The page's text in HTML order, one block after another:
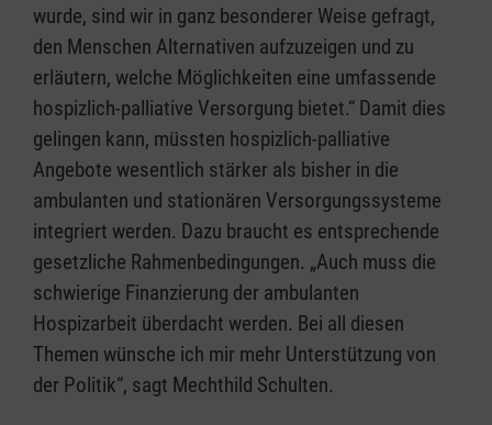
wurde, sind wir in ganz besonderer Weise gefragt,
den Menschen Alternativen aufzuzeigen und zu
erläutern, welche Möglichkeiten eine umfassende
hospizlich-palliative Versorgung bietet.“ Damit dies
gelingen kann, müssten hospizlich-palliative
Angebote wesentlich stärker als bisher in die
ambulanten und stationären Versorgungssysteme
integriert werden. Dazu braucht es entsprechende
gesetzliche Rahmenbedingungen. „Auch muss die
schwierige Finanzierung der ambulanten
Hospizarbeit überdacht werden. Bei all diesen
Themen wünsche ich mir mehr Unterstützung von
der Politik“, sagt Mechthild Schulten.